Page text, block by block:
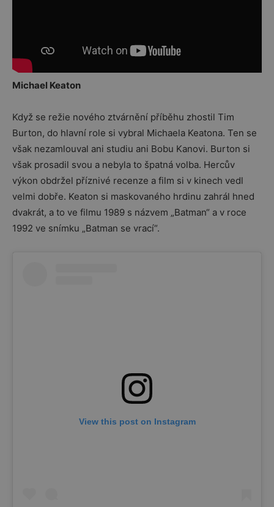
Michael Keaton
Když se režie nového ztvárnění příběhu zhostil Tim
Burton, do hlavní role si vybral Michaela Keatona. Ten se
však nezamlouval ani studiu ani Bobu Kanovi. Burton si
však prosadil svou a nebyla to špatná volba. Hercův
výkon obdržel příznivé recenze a film si v kinech vedl
velmi dobře. Keaton si maskovaného hrdinu zahrál hned
dvakrát, a to ve filmu 1989 s názvem „Batman“ a v roce
1992 ve snímku „Batman se vrací“.
View this post on Instagram